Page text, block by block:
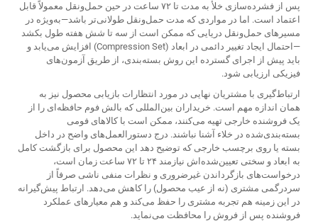
پس از فشرده‌سازی خلأ به مدت تا ۷۲ ساعت در حین حمل‌ونقل معمولاً قابل
اعتماد است. اما در مواردی که مدت حمل‌ونقل طولانی‌تر باشد—به‌ویژه در
مسیرهای حمل‌ونقل دریایی که ممکن است از سه تا شش هفته طول بکشد
—احتمال ایجاد تغییر دائمی در ابعاد (Compression Set) افزایش می‌یابد و
باید پیش از اجرای گسترده این روش بسته‌بندی، از طریق آزمون‌های
فیزیکی ارزیابی شود.
ارتباط‌گیری با مشتریان نهایی در مورد انتظارات بازیابی محصول نیز به
همان اندازه مهم است. خریداران بین‌المللی که بالش فوم حافظه‌ای را از
یک فروشنده خارجی تهیه می‌کنند، ممکن است با کالاهای فومی
بسته‌بندی‌شده در خلاء آشنا نباشند. درج دستورالعمل‌های واضح در داخل
بسته یا روی برچسب خارجی که توضیح دهد این محصول برای بازگشت کامل
به ابعاد و سختی تعیین‌شده‌اش نیازمند ۲۴ تا ۷۲ ساعت زمان است،
درخواست‌های بازگرداندن غیرضروری و نظرات منفی ناشی صرفاً از
سردرگمی مشتری (نه از عیب محصول) را کاهش می‌دهد. ارتباط پیش‌گیرانه
در این زمینه هم تجربه مشتری را حفظ می‌کند و هم معیارهای عملکرد
فروشنده پس از فروش را محافظت می‌نماید.